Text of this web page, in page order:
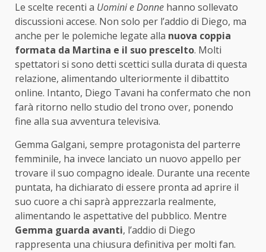
Le scelte recenti a Uomini e Donne hanno sollevato
discussioni accese. Non solo per l’addio di Diego, ma
anche per le polemiche legate alla nuova coppia
formata da Martina e il suo prescelto. Molti
spettatori si sono detti scettici sulla durata di questa
relazione, alimentando ulteriormente il dibattito
online. Intanto, Diego Tavani ha confermato che non
farà ritorno nello studio del trono over, ponendo
fine alla sua avventura televisiva.
Gemma Galgani, sempre protagonista del parterre
femminile, ha invece lanciato un nuovo appello per
trovare il suo compagno ideale. Durante una recente
puntata, ha dichiarato di essere pronta ad aprire il
suo cuore a chi saprà apprezzarla realmente,
alimentando le aspettative del pubblico. Mentre
Gemma guarda avanti, l’addio di Diego
rappresenta una chiusura definitiva per molti fan.